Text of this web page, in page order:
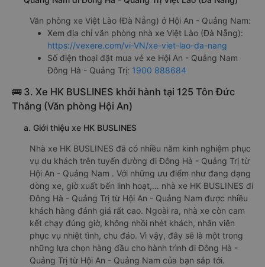
Văn phòng xe Việt Lào (Đà Nẵng) ở Hội An - Quảng Nam:
Xem địa chỉ văn phòng nhà xe Việt Lào (Đà Nẵng):
https://vexere.com/vi-VN/xe-viet-lao-da-nang
Số điện thoại đặt mua vé xe Hội An - Quảng Nam
Đông Hà - Quảng Trị: 1900 888684
🚌 3. Xe HK BUSLINES khởi hành tại 125 Tôn Đức
Thắng (Văn phòng Hội An)
a. Giới thiệu xe HK BUSLINES
Nhà xe HK BUSLINES đã có nhiều năm kinh nghiệm phục
vụ du khách trên tuyến đường đi Đông Hà - Quảng Trị từ
Hội An - Quảng Nam . Với những ưu điểm như đang dạng
dòng xe, giờ xuất bến linh hoạt,… nhà xe HK BUSLINES đi
Đông Hà - Quảng Trị từ Hội An - Quảng Nam được nhiều
khách hàng đánh giá rất cao. Ngoài ra, nhà xe còn cam
kết chạy đúng giờ, không nhồi nhét khách, nhân viên
phục vụ nhiệt tình, chu đáo. Vì vậy, đây sẽ là một trong
những lựa chọn hàng đầu cho hành trình đi Đông Hà -
Quảng Trị từ Hội An - Quảng Nam của bạn sắp tới.